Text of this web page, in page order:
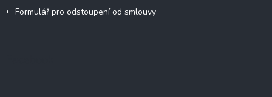
Formulář pro odstoupení od smlouvy